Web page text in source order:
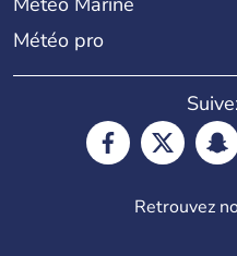
Météo pro
Retrouvez